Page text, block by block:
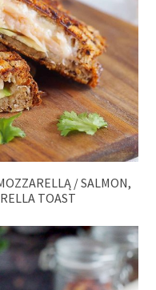
/ SALMON,
TOAST